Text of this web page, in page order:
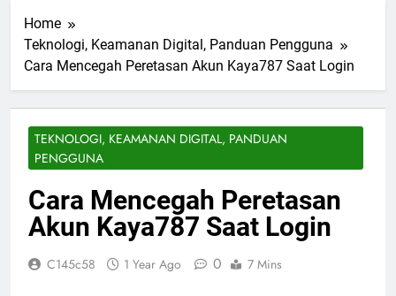
Home
Teknologi, Keamanan Digital, Panduan Pengguna
Cara Mencegah Peretasan Akun Kaya787 Saat Login
TEKNOLOGI, KEAMANAN DIGITAL, PANDUAN
PENGGUNA
Cara Mencegah Peretasan
Akun Kaya787 Saat Login
C145c58 1 Year Ago 0 7 Mins